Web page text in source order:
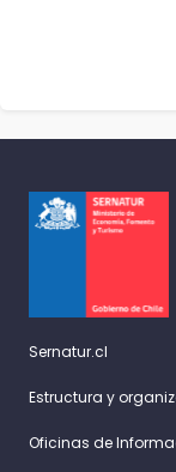
Sernatur.cl
Estructura y
Oficinas de